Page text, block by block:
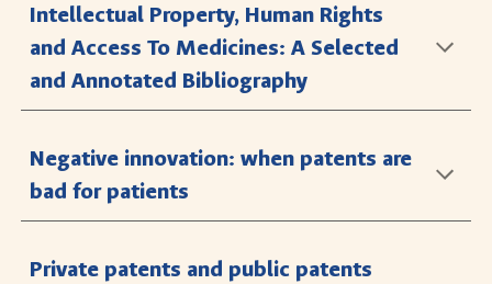
Intellectual Property, Human Rights
and Access To Medicines: A Selected
and Annotated Bibliography
Negative innovation: when patents are
bad for patients
Private patents and public patents